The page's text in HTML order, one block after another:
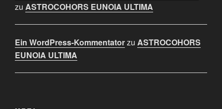
zu ASTROCOHORS EUNOIA ULTIMA
Ein WordPress-Kommentatorzu ASTROCOHORS
EUNOIA ULTIMA